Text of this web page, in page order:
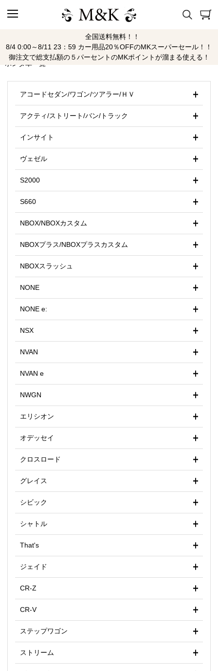
全国送料無料！！
8/4 0:00～8/11 23：59 カー用品20％OFFのMKスーパーセール！！
御注文で総支払額の５パーセントのMKポイントが溜まる使える！
ホンダ
ホンダ車一覧
アコードセダン/ワゴン/ツアラー/ＨＶ
アクティ/ストリート/バン/トラック
インサイト
ヴェゼル
S2000
S660
NBOX/NBOXカスタム
NBOXプラス/NBOXプラスカスタム
NBOXスラッシュ
NONE
NONE e:
NSX
NVAN
NVAN e
NWGN
エリシオン
オデッセイ
クロスロード
グレイス
シビック
シャトル
That's
ジェイド
CR-Z
CR-V
ステップワゴン
ストリーム